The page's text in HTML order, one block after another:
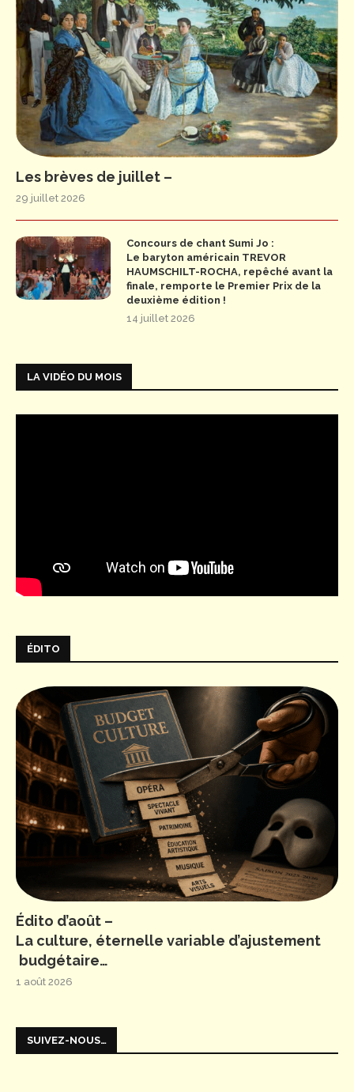
Les brèves de juillet –
29 juillet 2026
Concours de chant Sumi Jo :
Le baryton américain TREVOR
HAUMSCHILT-ROCHA, repêché avant la
finale, remporte le Premier Prix de la
deuxième édition !
14 juillet 2026
LA VIDÉO DU MOIS
ÉDITO
Édito d’août –
La culture, éternelle variable d’ajustement
budgétaire…
1 août 2026
SUIVEZ-NOUS…